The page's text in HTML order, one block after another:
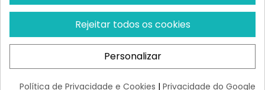
¡Últimas produtos!
57,54 €
Restam 100 uds
24,69 €
Rejeitar todos os cookies
Personalizar
Política de Privacidade e Cookies | Privacidade do Google